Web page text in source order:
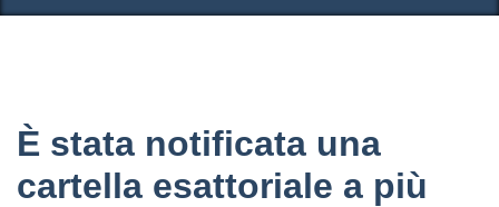
È stata notificata una
cartella esattoriale a più